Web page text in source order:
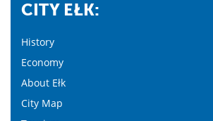
CITY EŁK:
History
Economy
About Ełk
City Map